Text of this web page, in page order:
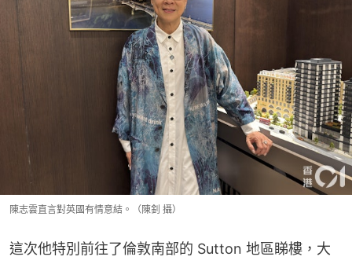
陳志雲直言對英國有情意結。（陳釗 攝）
這次他特別前往了倫敦南部的 Sutton 地區睇樓，大